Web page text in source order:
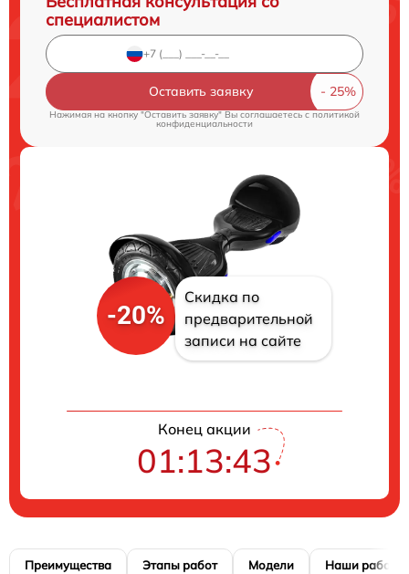
специалистом
Оставить заявку
Нажимая на кнопку "Оставить заявку" Вы соглашаетесь cполитикой
конфиденциальности
-20%
Скидка по
предварительной
записи на сайте
Конец акции
01:13:42
Преимущества Этапы работ Модели Наши работы